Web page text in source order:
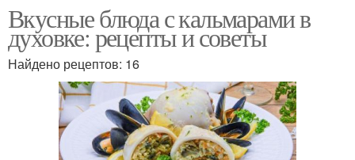
Вкусные блюда с кальмарами в
духовке: рецепты и советы
Найдено рецептов: 16